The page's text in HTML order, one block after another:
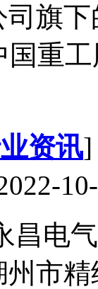
旗
国重
资讯
昌电
市